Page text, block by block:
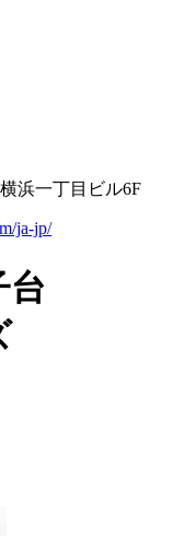
浜一丁目ビル6F
ja-jp/
台